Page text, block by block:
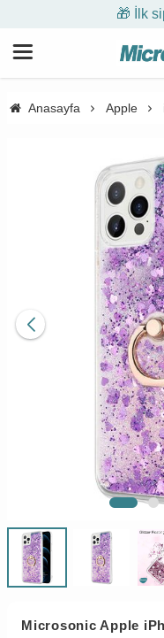
🎁 İlk
Anasayfa Apple
Microsonic Apple